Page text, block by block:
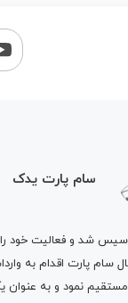
سام پارت یدک
سال 1365 تاسیس شد و
آغاز کرد . پس از گذشت10 سال سام
نمود و به عنوان